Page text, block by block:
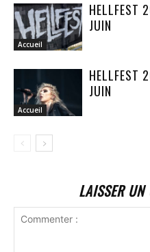
Accueil
HELLFEST
JUIN
Accueil
HELLFEST
JUIN
LAISSER UN